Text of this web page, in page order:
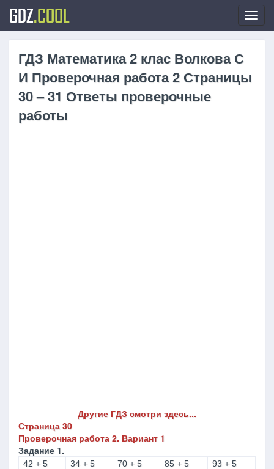
GDZ.COOL
ГДЗ Математика 2 клас Волкова С
И Проверочная работа 2 Страницы
30 – 31 Ответы проверочные
работы
Другие ГДЗ смотри здесь...
Страница 30
Проверочная работа 2. Вариант 1
Задание 1.
42 + 5 34 + 5 70 + 5 85 + 5
93 + 5